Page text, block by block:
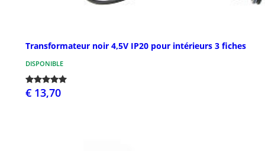
Transformateur noir 4,5V IP20 pour intérieurs 3 fiches
DISPONIBLE
€ 13,70